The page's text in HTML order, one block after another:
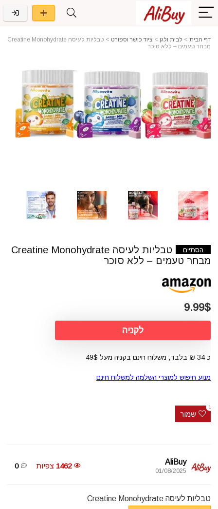
דף הבית > לבית ולגן > ציוד כושר וספורט >
טבליות לעיסה Creatine Monohydrate
מבחר טעמים – ללא סוכר
הסתיים
טבליות לעיסה Creatine Monohydrate
מבחר טעמים – ללא סוכר
9.99$
לקניה
כ 34 ₪ בלבד, משלוח חינם בקניה מעל 49$
מנוע חיפוש למוצרי השלמה למשלוח חינם
שמור
1
AliBuy
01/08/2025
1462 צפיות 0
טבליות לעיסה Creatine Monohydrate